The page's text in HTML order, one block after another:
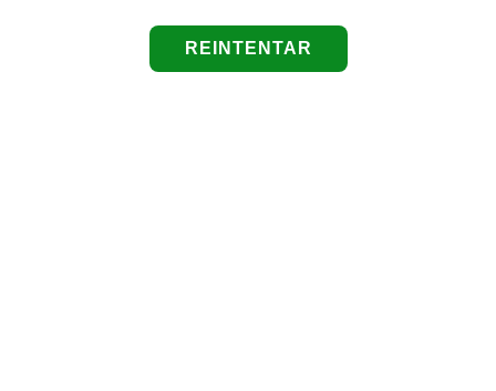
REINTENTAR